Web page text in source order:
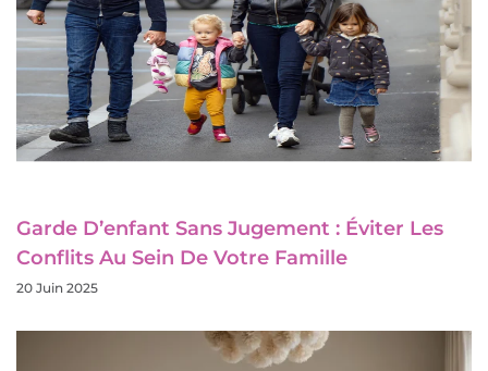
Garde D’enfant Sans Jugement : Éviter Les
Conflits Au Sein De Votre Famille
20 Juin 2025